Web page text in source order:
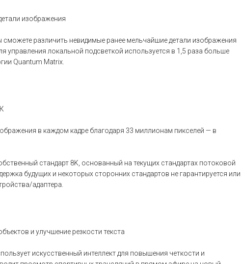
изображения
различить невидимые ранее мельчайшие детали изображения
управления локальной подсветкой используется в 1,5 раза больше
Quantum Matrix.
в каждом кадре благодаря 33 миллионам пикселей — в
стандарт 8K, основанный на текущих стандартах потоковой
будущих и некоторых сторонних стандартов не гарантируется или
адаптера.
и улучшение резкости текста
искусственный интеллект для повышения четкости и